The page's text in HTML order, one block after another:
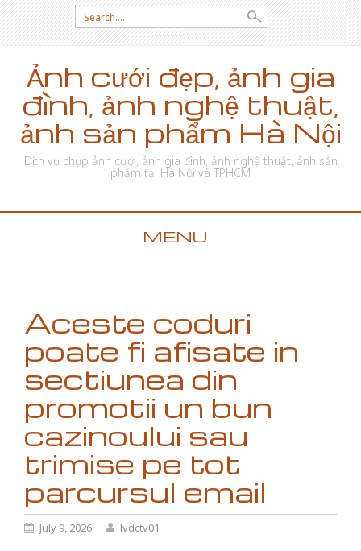
Search for:
Ảnh cưới đẹp, ảnh gia
đình, ảnh nghệ thuật,
ảnh sản phẩm Hà Nội
Dịch vụ chụp ảnh cưới, ảnh gia đình, ảnh nghệ thuật, ảnh sản
phẩm tại Hà Nội và TPHCM
MENU
Aceste coduri
poate fi afisate in
sectiunea din
promotii un bun
cazinoului sau
trimise pe tot
parcursul email
July 9, 2026 lvdctv01